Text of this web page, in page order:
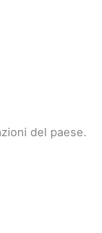
del paese.